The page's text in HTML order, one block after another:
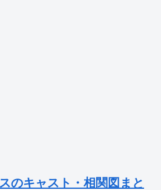
のキャスト・相関図まと